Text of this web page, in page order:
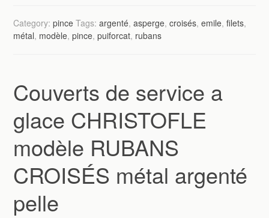
Category:pince Tags:argenté,asperge,croisés,emile,filets,
métal, modèle,pince,puiforcat, rubans
Couverts de service a
glace CHRISTOFLE
modèle RUBANS
CROISÉS métal argenté
pelle